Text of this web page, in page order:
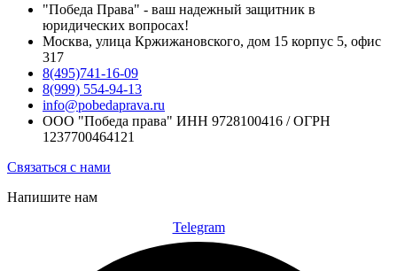
"Победа Права" - ваш надежный защитник в
юридических вопросах!
Москва, улица Кржижановского, дом 15 корпус 5, офис
317
8(495)741-16-09
8(999) 554-94-13
info@pobedaprava.ru
ООО "Победа права" ИНН 9728100416 / ОГРН
1237700464121
Связаться с нами
Напишите нам
Telegram